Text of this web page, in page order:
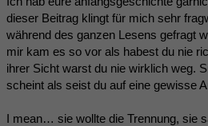
dieser Beitrag klingt für mich sehr
während des ganzen Lesens gefragt
mir kam es so vor als habest du nie
ihrer Sicht warst du nie wirklich weg.
scheint als seist du auf eine gewisse
I mean… sie wollte die Trennung, sie